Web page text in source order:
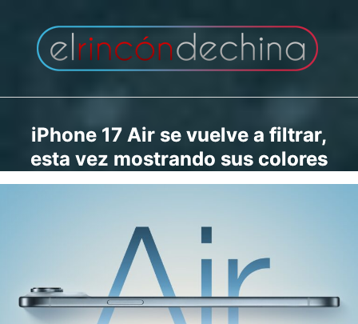
contenido
iPhone 17 Air se vuelve a filtrar,
esta vez mostrando sus colores